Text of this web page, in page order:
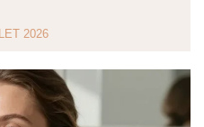
2026